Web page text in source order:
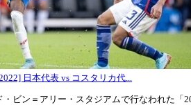
日本代表 vs コスタリカ代...
ビン＝アリー・スタジアムで行なわれた